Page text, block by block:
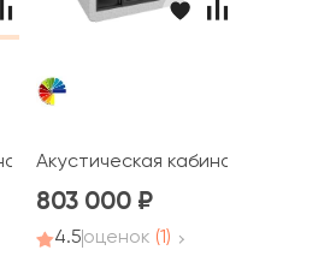
LWOP ONE SKY glass
Акустическая кабина LWOP
803 000
4.5оценок (1)